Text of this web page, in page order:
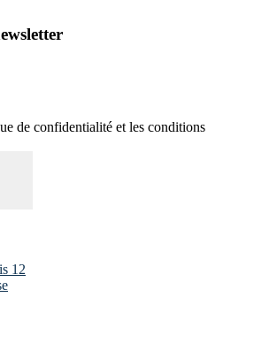
de confidentialité et les conditions
12